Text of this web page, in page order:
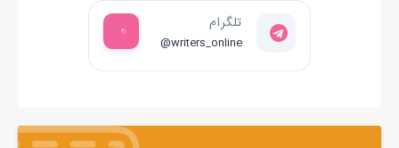
از نگاه خیره‌اش وقتی کنار مهدی بودم به شدت می‌ترسیدم.
نه به سوالی که پرسیده بود جواب دادم و نه حتی نگاهم را طولانی
مدت روی او قرار دادم.
نگاه کیا با هر قدم من حرکت می‌کرد و ذره‌ای اهمیت ندادم.
تلگرام
@writers_online